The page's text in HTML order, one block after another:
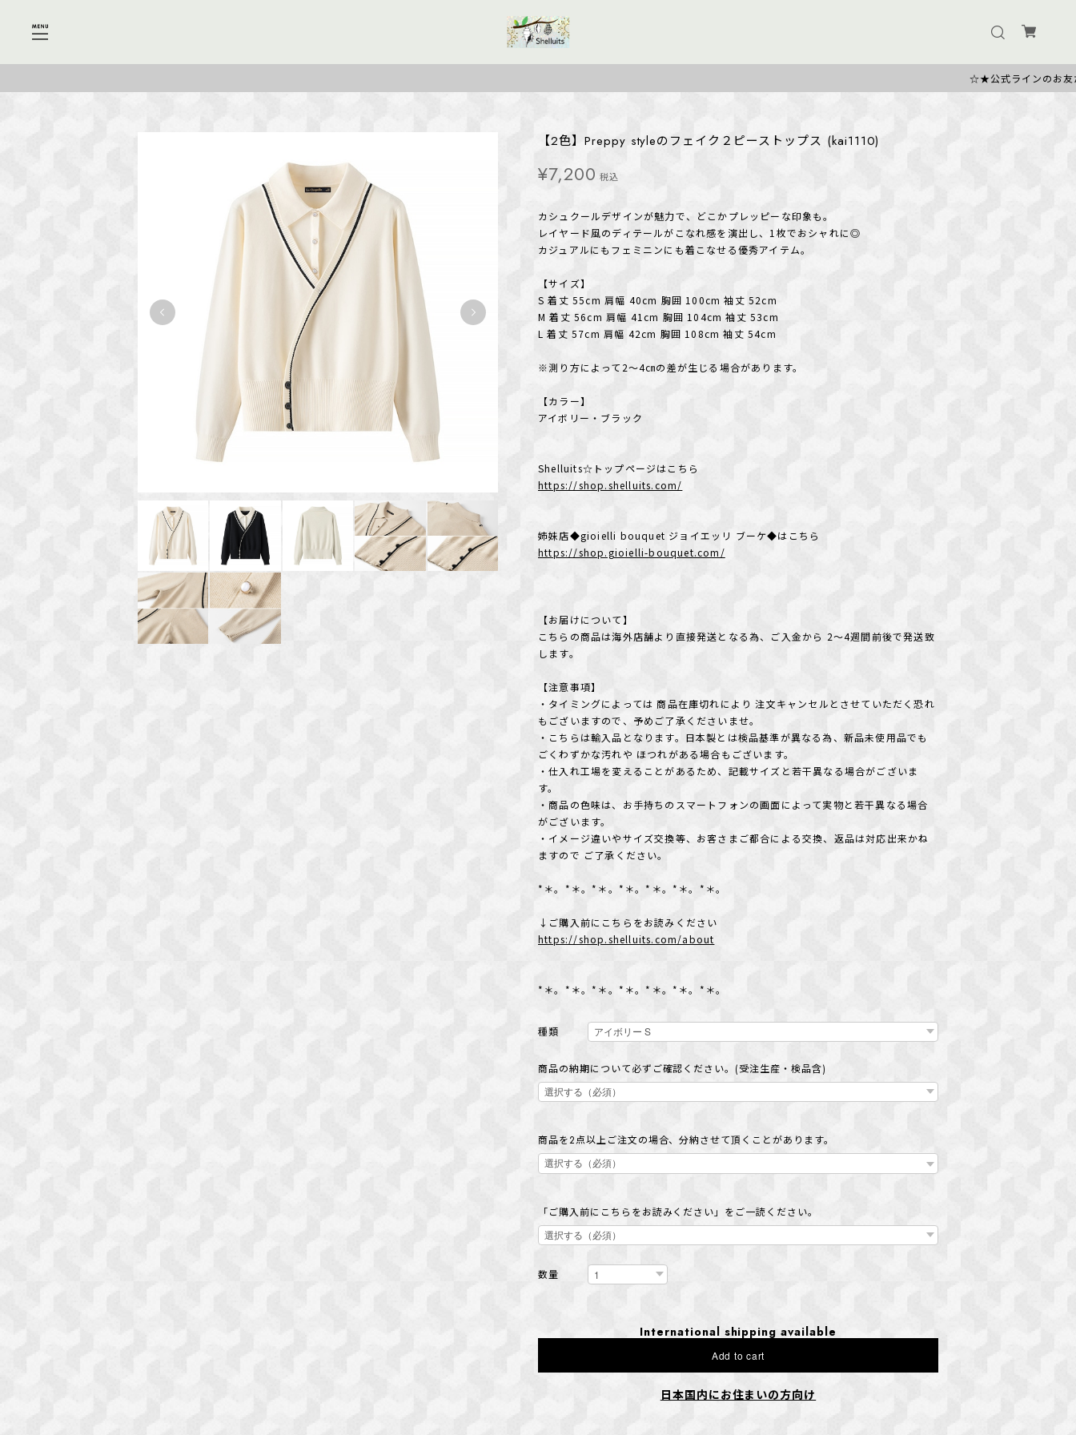
☆★公式ラインのお友だち追加で500円
【2色】Preppy styleのフェイク２ピーストップス (kai1110)
¥7,200 税込
カシュクールデザインが魅力で、どこかプレッピーな印象も。
レイヤード風のディテールがこなれ感を演出し、1枚でおシャれに◎
カジュアルにもフェミニンにも着こなせる優秀アイテム。
【サイズ】
S 着丈 55cm 肩幅 40cm 胸囲 100cm 袖丈 52cm
M 着丈 56cm 肩幅 41cm 胸囲 104cm 袖丈 53cm
L 着丈 57cm 肩幅 42cm 胸囲 108cm 袖丈 54cm
※測り方によって2～4㎝の差が生じる場合があります。
【カラー】
アイボリー・ブラック
Shelluits☆トップページはこちら
https://shop.shelluits.com/
姉妹店◆gioielli bouquet ジョイエッリ ブーケ◆はこちら
https://shop.gioielli-bouquet.com/
【お届けについて】
こちらの商品は海外店舗より直接発送となる為、ご入金から 2～4週間前後で発送致
します。
【注意事項】
・タイミングによっては 商品在庫切れにより 注文キャンセルとさせていただく恐れ
もございますので、予めご了承くださいませ。
・こちらは輸入品となります。日本製とは検品基準が異なる為、新品未使用品でも
ごくわずかな汚れや ほつれがある場合もございます。
・仕入れ工場を変えることがあるため、記載サイズと若干異なる場合がございま
す。
・商品の色味は、お手持ちのスマートフォンの画面によって実物と若干異なる場合
がございます。
・イメージ違いやサイズ交換等、お客さまご都合による交換、返品は対応出来かね
ますので ご了承ください。
*＊。*＊。*＊。*＊。*＊。*＊。*＊。
↓ご購入前にこちらをお読みください
https://shop.shelluits.com/about
*＊。*＊。*＊。*＊。*＊。*＊。*＊。
種類
商品の納期について必ずご確認ください。(受注生産・検品含)
商品を2点以上ご注文の場合、分納させて頂くことがあります。
「ご購入前にこちらをお読みください」をご一読ください。
数量
International shipping available
Add to cart
日本国内にお住まいの方向け